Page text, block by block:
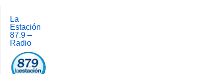
navigation
La
Estación
87.9 –
Radio